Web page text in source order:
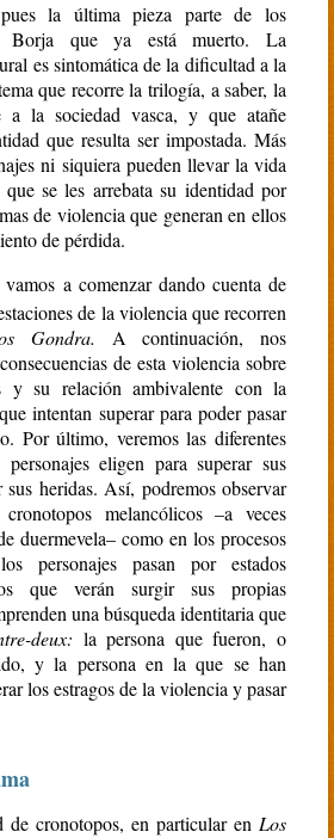
la última pieza parte de los
Borja que ya está muerto. La
es sintomática de la dificultad a la
que recorre la trilogía, a saber, la
a la sociedad vasca, y que atañe
que resulta ser impostada. Más
ni siquiera pueden llevar la vida
se les arrebata su identidad por
de violencia que generan en ellos
de pérdida.
a comenzar dando cuenta de
de la violencia que recorren
Gondra. A continuación, nos
de esta violencia sobre
y su relación ambivalente con la
intentan superar para poder pasar
Por último, veremos las diferentes
personajes eligen para superar sus
heridas. Así, podremos observar
melancólicos –a veces
duermevela– como en los procesos
personajes pasan por estados
que verán surgir sus propias
una búsqueda identitaria que
deux: la persona que fueron, o
y la persona en la que se han
los estragos de la violencia y pasar
cronotopos, en particular en Los